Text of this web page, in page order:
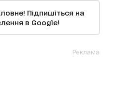
Підпишіться на
в Google!
Реклама